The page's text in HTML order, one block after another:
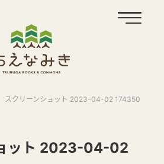
スクリーンショット 2023-04-02 174350
ット 2023-04-02